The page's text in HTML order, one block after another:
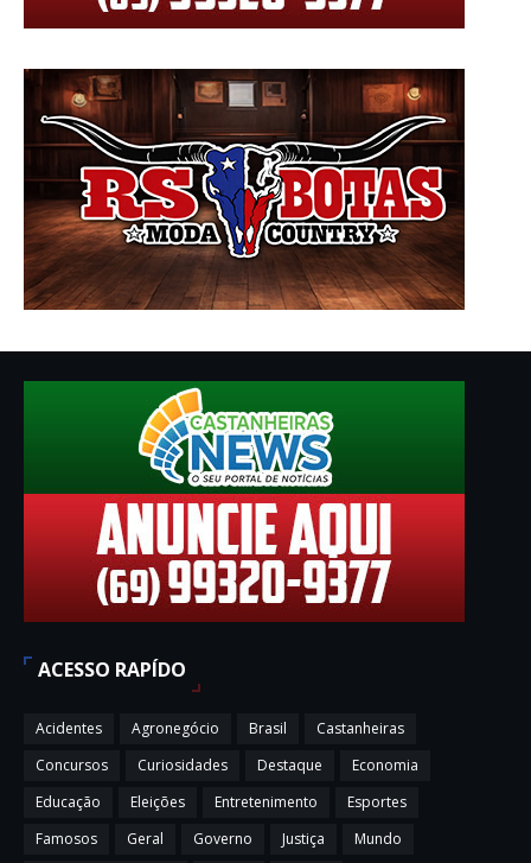
ACESSO RAPÍDO
Acidentes Agronegócio Brasil
Castanheiras
Concursos
Curiosidades Destaque
Economia
Educação
Eleições Entretenimento
Esportes
Famosos
Geral Governo Justiça
Mundo